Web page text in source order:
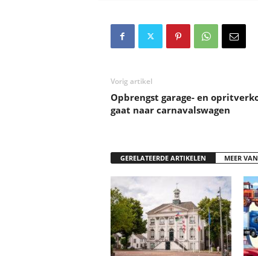
Vorig artikel
Opbrengst garage- en
gaat naar carnavalswagen
GERELATEERDE ARTIKELEN MEER